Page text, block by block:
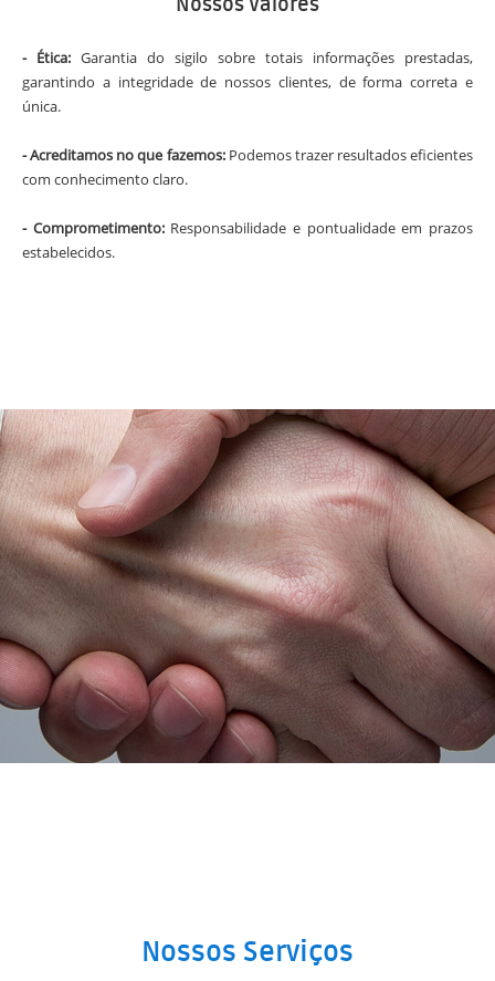
Nossos Valores
- Ética: Garantia do sigilo sobre totais informações prestadas,
garantindo a integridade de nossos clientes, de forma correta e
única.
- Acreditamos no que fazemos:Podemos trazer resultados eficientes
com conhecimento claro.
- Comprometimento:Responsabilidade e pontualidade em prazos
estabelecidos.
Nossos Serviços